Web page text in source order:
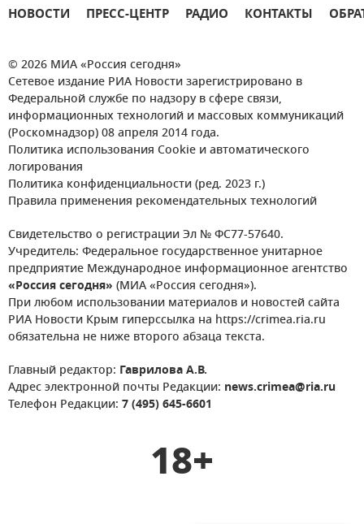
НОВОСТИ ПРЕСС-ЦЕНТР РАДИО КОНТАКТЫ
© 2026 МИА «Россия сегодня»
Сетевое издание РИА Новости зарегистрировано в
Федеральной службе по надзору в сфере связи,
информационных технологий и массовых коммуникаций
(Роскомнадзор) 08 апреля 2014 года.
Политика использования Cookie и автоматического
логирования
Политика конфиденциальности (ред. 2023 г.)
Правила применения рекомендательных технологий
Свидетельство о регистрации Эл № ФС77-57640.
Учредитель: Федеральное государственное унитарное
предприятие Международное информационное агентство
«Россия сегодня» (МИА «Россия сегодня»).
При любом использовании материалов и новостей сайта
РИА Новости Крым гиперссылка на https://crimea.ria.ru
обязательна не ниже второго абзаца текста.
Главный редактор: Гаврилова А.В.
Адрес электронной почты Редакции: news.crimea@ria.ru
Телефон Редакции: 7 (495) 645-6601
18+